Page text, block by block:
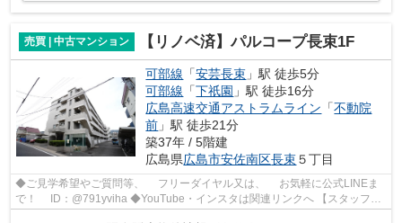
売買 | 中古マンション 【リノベ済】パルコープ長束1F
可部線 「安芸長束 」駅 徒歩5分
可部線 「下祇園 」駅 徒歩16分
広島高速交通アストラムライン 「不動院
前 」駅 徒歩21分
築37年 / 5階建
広島県広島市安佐南区長束５丁目
◆ご見学希望やご質問等、 フリーダイヤル又は、 お気軽に公式LINEま
で！ ID：@791yviha ◆YouTube・インスタは関連リンクへ 【スタッフい